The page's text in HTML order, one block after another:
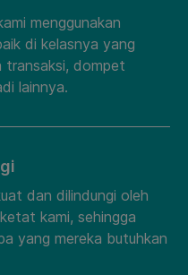
menggunakan
di kelasnya yang
transaksi, dompet
lainnya.
dan dilindungi oleh
kami, sehingga
yang mereka butuhkan